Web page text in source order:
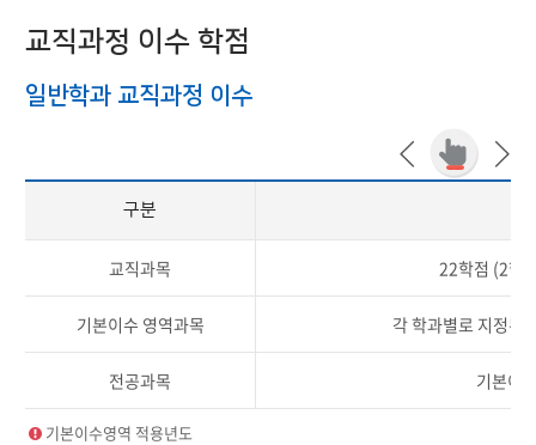
교직과정 이수 학점
일반학과 교직과정 이수
구분
교직과목 22학점 (2학
기본이수 영역과목 각 학과별로 지정된
전공과목 기본이
기본이수영역 적용년도